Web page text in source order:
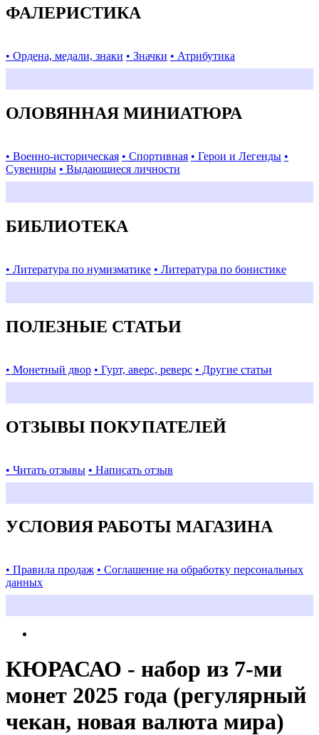
ФАЛЕРИСТИКА
• Ордена, медали, знаки • Значки • Атрибутика
ОЛОВЯННАЯ МИНИАТЮРА
• Военно-историческая • Спортивная • Герои и Легенды •
Сувениры • Выдающиеся личности
БИБЛИОТЕКА
• Литература по нумизматике • Литература по бонистике
ПОЛЕЗНЫЕ СТАТЬИ
• Монетный двор • Гурт, аверс, реверс • Другие статьи
ОТЗЫВЫ ПОКУПАТЕЛЕЙ
• Читать отзывы • Написать отзыв
УСЛОВИЯ РАБОТЫ МАГАЗИНА
• Правила продаж • Соглашение на обработку персональных
данных
КЮРАСАО - набор из 7-ми
монет 2025 года (регулярный
чекан, новая валюта мира)